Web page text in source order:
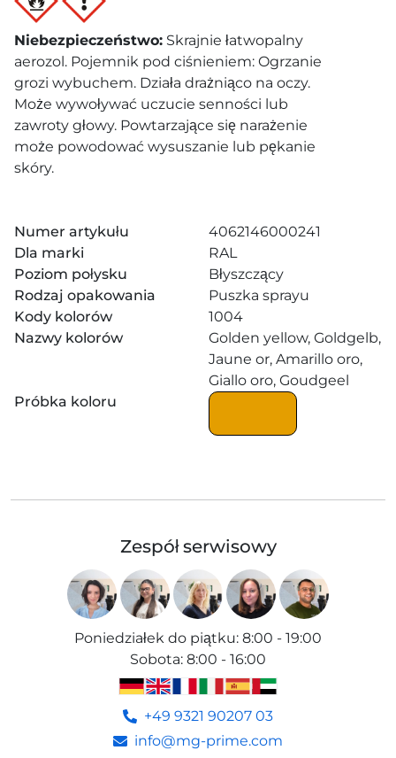
Niebezpieczeństwo: Skrajnie łatwopalny
aerozol. Pojemnik pod ciśnieniem: Ogrzanie
grozi wybuchem. Działa drażniąco na oczy.
Może wywoływać uczucie senności lub
zawroty głowy. Powtarzające się narażenie
może powodować wysuszanie lub pękanie
skóry.
Numer artykułu
4062146000241
Dla marki
RAL
Poziom połysku
Błyszczący
Rodzaj opakowania
Puszka sprayu
Kody kolorów
1004
Nazwy kolorów
Golden yellow, Goldgelb,
Jaune or, Amarillo oro,
Giallo oro, Goudgeel
Próbka koloru
Zespół serwisowy
Poniedziałek do piątku: 8:00 - 19:00
Sobota: 8:00 - 16:00
+49 9321 90207 03
info@mg-prime.com